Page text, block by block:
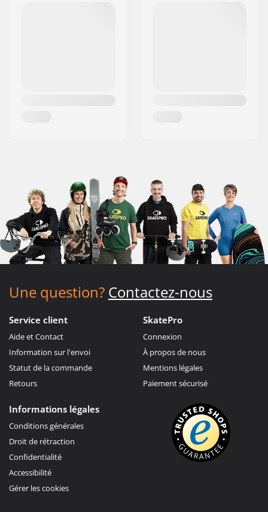
Une question? Contactez-nous
Service client
Aide et Contact
Information sur l'envoi
Statut de la commande
Retours
SkatePro
Connexion
À propos de nous
Mentions légales
Paiement sécurisé
Informations légales
Conditions générales
Droit de rétraction
Confidentialité
Accessibilité
Gérer les cookies